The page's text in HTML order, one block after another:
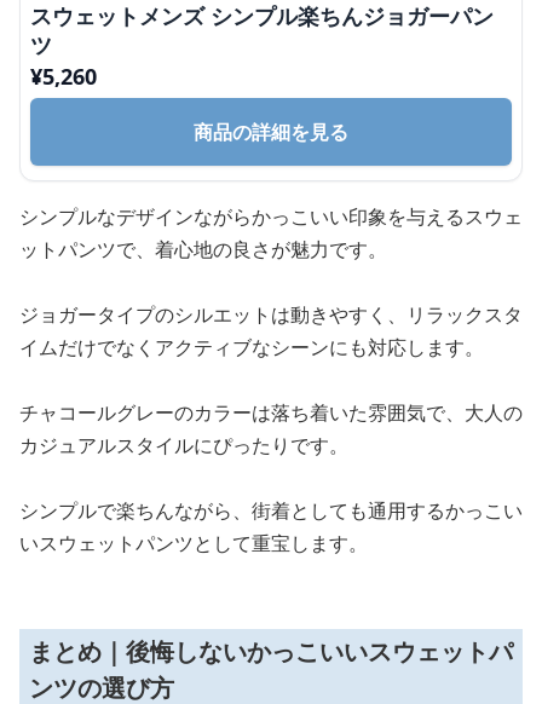
スウェットメンズ シンプル楽ちんジョガーパン
ツ
¥5,260
商品の詳細を見る
シンプルなデザインながらかっこいい印象を与えるスウェ
ットパンツで、着心地の良さが魅力です。
ジョガータイプのシルエットは動きやすく、リラックスタ
イムだけでなくアクティブなシーンにも対応します。
チャコールグレーのカラーは落ち着いた雰囲気で、大人の
カジュアルスタイルにぴったりです。
シンプルで楽ちんながら、街着としても通用するかっこい
いスウェットパンツとして重宝します。
まとめ｜後悔しないかっこいいスウェットパ
ンツの選び方